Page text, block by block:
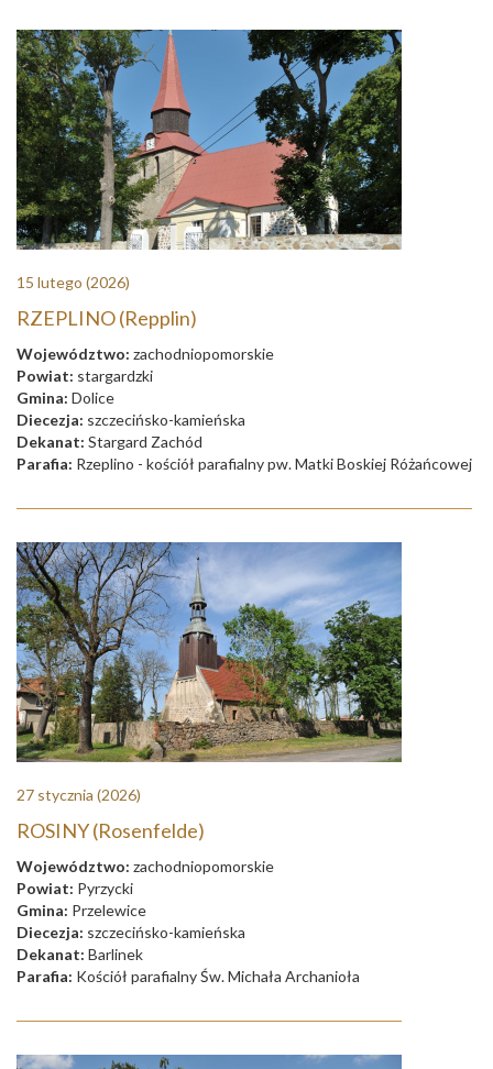
15 lutego (2026)
RZEPLINO (Repplin)
Województwo: zachodniopomorskie
Powiat: stargardzki
Gmina: Dolice
Diecezja: szczecińsko-kamieńska
Dekanat: Stargard Zachód
Parafia: Rzeplino - kościół parafialny pw. Matki Boskiej Różańcowej
27 stycznia (2026)
ROSINY (Rosenfelde)
Województwo: zachodniopomorskie
Powiat: Pyrzycki
Gmina: Przelewice
Diecezja: szczecińsko-kamieńska
Dekanat: Barlinek
Parafia: Kościół parafialny Św. Michała Archanioła